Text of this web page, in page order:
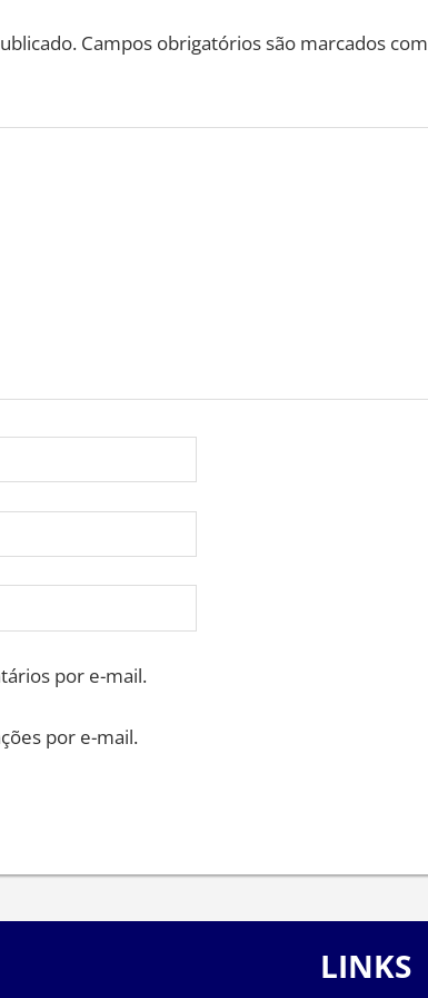
Campos obrigatórios são marcados com
por e-mail.
por e-mail.
LINKS